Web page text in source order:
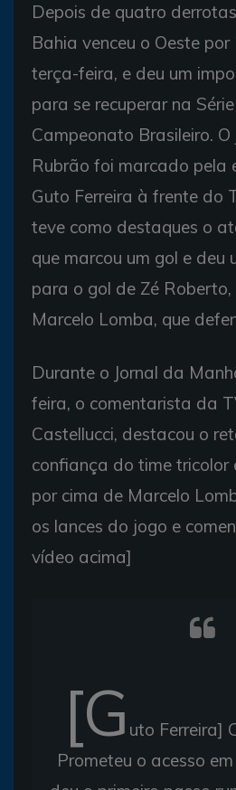
Depois de quatro
Bahia venceu o Oeste
terça-feira, e deu um
para se recuperar na
Campeonato Brasileiro.
Rubrão foi marcado pela
Guto Ferreira à frente do
teve como destaques o
que marcou um gol e deu
para o gol de Zé Roberto,
Marcelo Lomba, que
Durante o Jornal da
feira, o comentarista da
Castellucci, destacou o
confiança do time tricolor
por cima de Marcelo
os lances do jogo e
vídeo acima]
[G uto Ferreira]
Prometeu o acesso